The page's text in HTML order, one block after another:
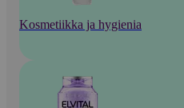
Kosmetiikka ja hygienia